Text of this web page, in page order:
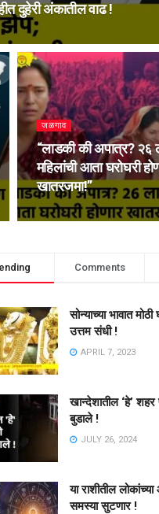
दुहेरी अंकातील वाढ !
जळगाव
“लाडकी की अपात्र? २६
महिलांची आता घरोघरी
खातरजमा!”
Comments
सोन्याच्या भावात
उत्तम संधी !
APRIL 7, 2023
खान्देशातील ‘हे’ शहर
बुडाले !
JULY 26, 2024
या राशीतील
समस्या सुटणार !